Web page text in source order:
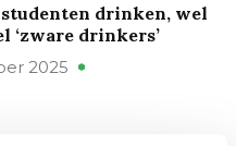
drinken, wel
‘zware drinkers’
2025